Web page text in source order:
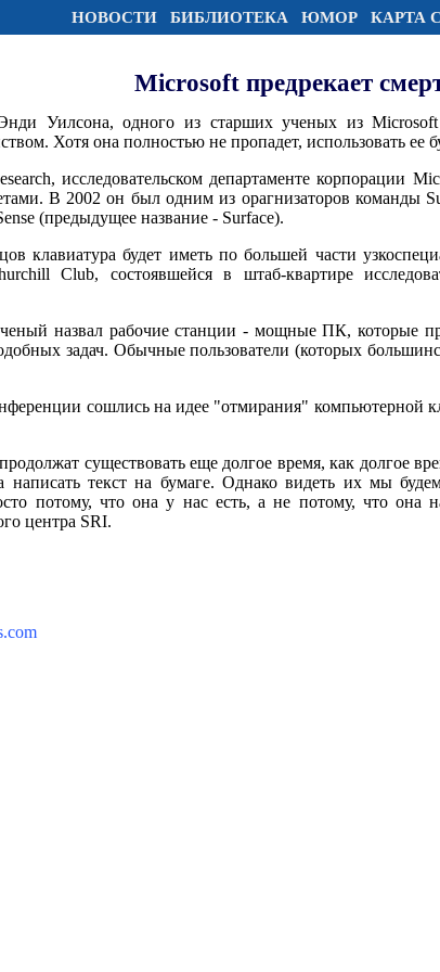
НОВОСТИ БИБЛИОТЕКА ЮМОР КАРТА
Microsoft предрекает
Уилсона, одного из старших ученых из Microsoft
Хотя она полностью не пропадет, использовать ее
исследовательском департаменте корпорации
В 2002 он был одним из орагнизаторов команды
(предыдущее название - Surface).
клавиатура будет иметь по большей части
Club, состоявшейся в штаб-квартире
назвал рабочие станции - мощные ПК, которые
задач. Обычные пользователи (которых
сошлись на идее "отмирания" компьютерной
существовать еще долгое время, как долгое
написать текст на бумаге. Однако видеть их мы
потому, что она у нас есть, а не потому, что
центра SRI.